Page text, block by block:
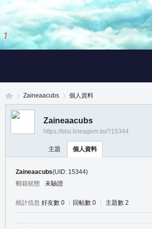
1 / 3
Zaineaacubs 個人資料
Zaineaacubs
https://bbs.lineagem.tw/?15344
主題 個人資料
Zaineaacubs(UID: 15344)
郵箱狀態
未驗證
統計信息 好友數 0 回帖數 0 主題數 2